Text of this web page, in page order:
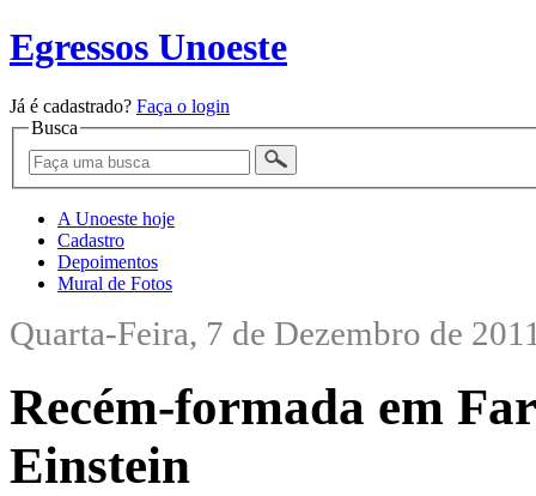
Egressos Unoeste
Já é cadastrado? Faça o login
Busca
A Unoeste hoje
Cadastro
Depoimentos
Mural de Fotos
Quarta-Feira, 7 de Dezembro de
Recém-formada em
Einstein